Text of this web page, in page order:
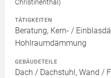
Christinenthal)
TÄTIGKEITEN
Beratung, Kern- /
Hohlraumdämmung
GEBÄUDETEILE
Dach / Dachstuhl, Wand /